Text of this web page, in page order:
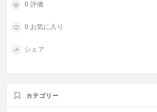
0 評価
0 お気に入り
シェア
カテゴリー